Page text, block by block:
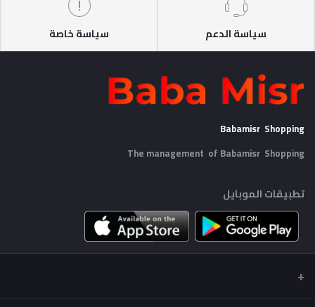
سياسة الدعم سياسة خاصة
Babamisr Shopping
The management of Babamisr Shopping
تطبيقات الموبايل